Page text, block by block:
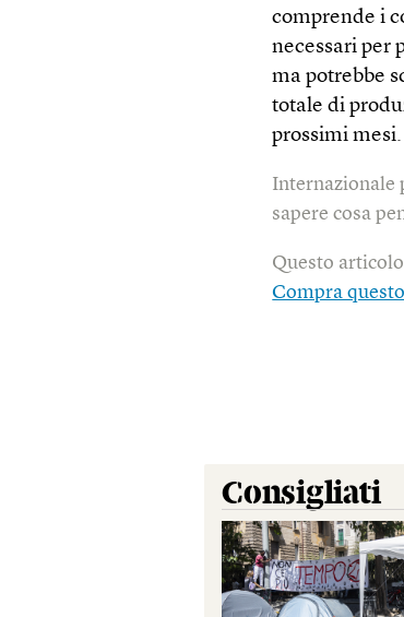
comprende i
necessari per
ma potrebbe
totale di
prossimi mesi.
Internazionale
sapere cosa
Questo
Compra
Consigliati